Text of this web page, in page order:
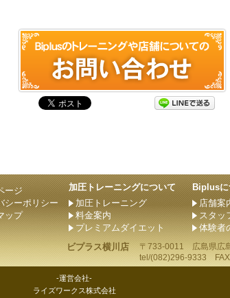
ージ
シーポリシー
ップ
加圧トレーニングについて
加圧トレーニング
料金案内
プレミアムダイエット
Biplusに
店舗案
スタッ
体験者
ビプラス横川店 〒733-0011 広島県広
tel/(082)296-9333
-運営会社-
ライズワークス株式会社